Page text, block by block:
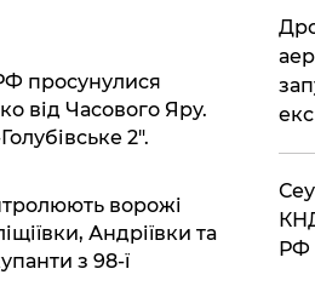
просунулися
від Часового Яру.
2".
ворожі
Андріївки та
з 98-ї
РФ